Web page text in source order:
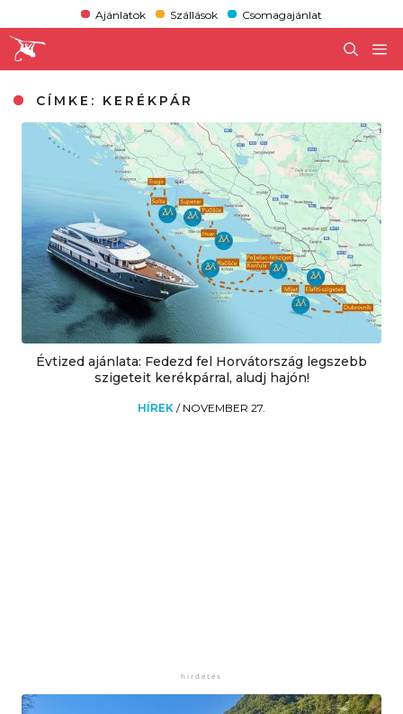
Ajánlatok Szállások Csomagajánlat
CÍMKE: KERÉKPÁR
Évtized ajánlata: Fedezd fel Horvátország legszebb
szigeteit kerékpárral, aludj hajón!
HÍREK / NOVEMBER 27.